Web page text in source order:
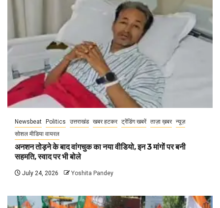
Newsbeat Politics उत्तराखंड खबर हटकर ट्रेंडिंग खबरें ताज़ा ख़बर न्यूज़
सोशल मीडिया वायरल
अनशन तोड़ने के बाद वांगचुक का नया वीडियो, इन 3 मांगों पर बनी
सहमति, स्वाद पर भी बोले
July 24, 2026 Yoshita Pandey